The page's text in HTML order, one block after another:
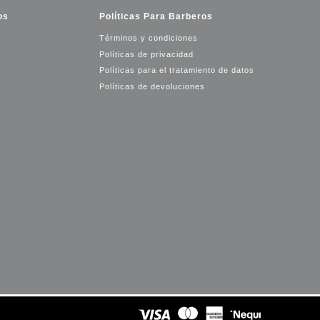
Políticas Para Barberos
Términos y condiciones
Políticas de privacidad
Políticas para el tratamiento de datos
Políticas de devoluciones